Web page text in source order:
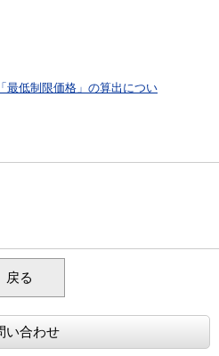
最低制限価格」の算出につい
戻る
い合わせ